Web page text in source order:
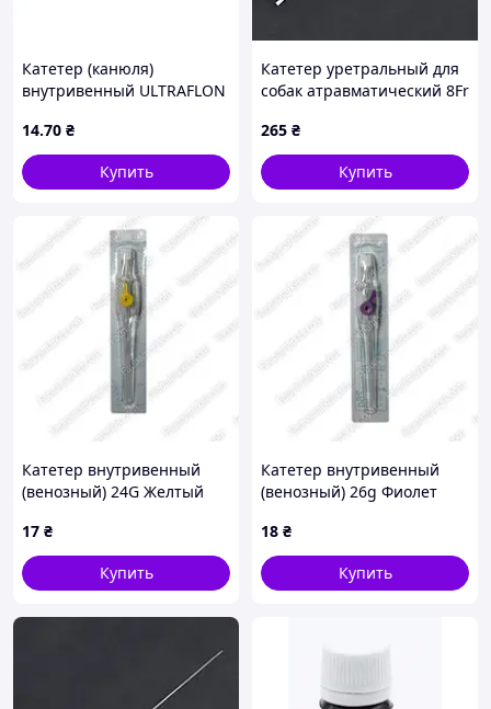
Катетер (канюля)
внутривенный ULTRAFLON
инъекционным портом,
стерильный
14.70 ₴
Купить
Катетер уретральный для
собак атравматический 8Fr
265 ₴
Купить
Катетер внутривенный
(венозный) 24G Желтый
17 ₴
Купить
Катетер внутривенный
(венозный) 26g Фиолет
18 ₴
Купить